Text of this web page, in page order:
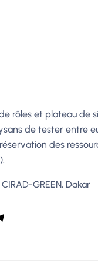
rôles et plateau de
de tester entre
des
GREEN, Dakar